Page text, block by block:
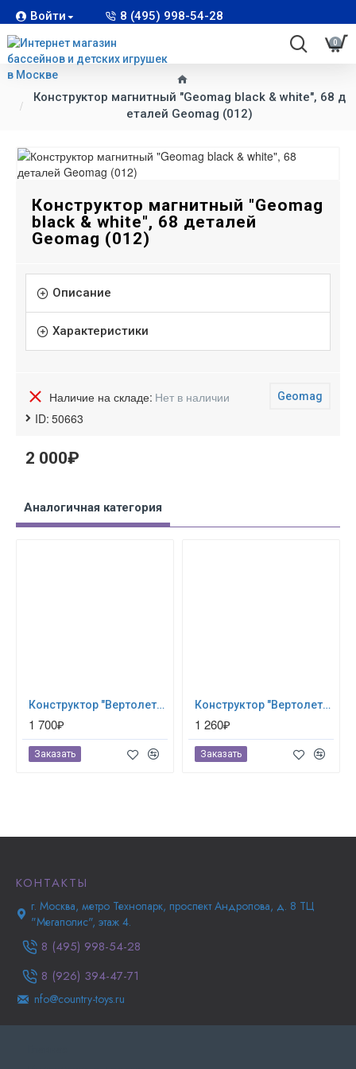
Войти 8 (495) 998-54-28
0
Конструктор магнитный "Geomag black & white", 68 д
еталей Geomag (012)
Конструктор магнитный "Geomag
black & white", 68 деталей
Geomag (012)
Описание
Характеристики
Наличие на складе: Нет в наличии
ID: 50663
Geomag
2 000₽
Аналогичная категория
Конструктор "Вертолет" (280 деталей) Eitech (00332)
1 700₽
Заказать
Конструктор "Вертолет", 188 деталей Eitech (00072)
1 260₽
Заказать
КОНТАКТЫ
г. Москва, метро Технопарк, проспект Андропова, д. 8 ТЦ
"Мегаполис", этаж 4.
8 (495) 998-54-28
8 (926) 394-47-71
nfo@country-toys.ru